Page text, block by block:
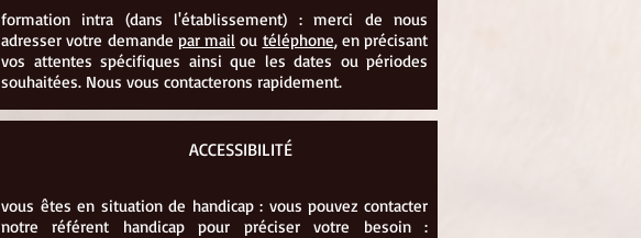
formation intra (dans l'établissement) : merci de nous
adresser votre demande par mail ou téléphone, en précisant
vos attentes spécifiques ainsi que les dates ou périodes
souhaitées. Nous vous contacterons rapidement.​
ACCESSIBILITÉ
vous êtes en situation de handicap : vous pouvez contacter
notre référent handicap pour préciser votre besoin :